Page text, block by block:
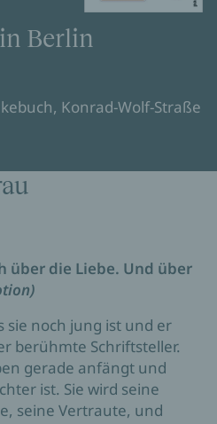
Berlin
Konrad-Wolf-Straße
über die Liebe. Und über
sie noch jung ist und er
berühmte Schriftsteller.
gerade anfängt und
ist. Sie wird seine
seine Vertraute, und